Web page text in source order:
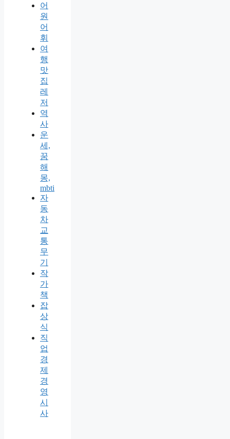
어
원
어
휘
여
행
맛
집
레
저
역
사
운
세,
꿈
해
몽,
mbti
자
동
차
교
통
무
기
작
가
책
잡
상
식
직
업
경
제
경
영
시
사